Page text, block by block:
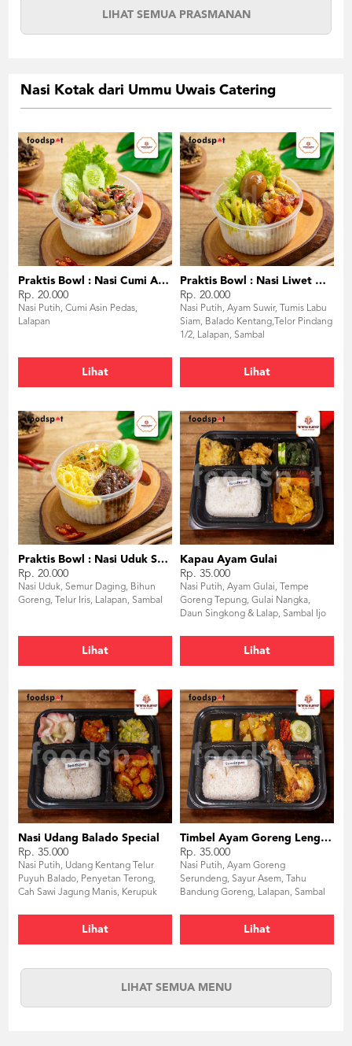
LIHAT SEMUA PRASMANAN
Nasi Kotak dari Ummu Uwais Catering
Praktis Bowl : Nasi Cumi Asin
Rp. 20.000
Nasi Putih, Cumi Asin Pedas,
Lalapan
Lihat
Praktis Bowl : Nasi Liwet Ayam Suwir
Rp. 20.000
Nasi Putih, Ayam Suwir, Tumis Labu
Siam, Balado Kentang,Telor Pindang
1/2, Lalapan, Sambal
Lihat
Praktis Bowl : Nasi Uduk Semur Daging
Rp. 20.000
Nasi Uduk, Semur Daging, Bihun
Goreng, Telur Iris, Lalapan, Sambal
Lihat
Kapau Ayam Gulai
Rp. 35.000
Nasi Putih, Ayam Gulai, Tempe
Goreng Tepung, Gulai Nangka,
Daun Singkong & Lalap, Sambal Ijo
Lihat
Nasi Udang Balado Special
Rp. 35.000
Nasi Putih, Udang Kentang Telur
Puyuh Balado, Penyetan Terong,
Cah Sawi Jagung Manis, Kerupuk
Lihat
Timbel Ayam Goreng Lengkuas
Rp. 35.000
Nasi Putih, Ayam Goreng
Serundeng, Sayur Asem, Tahu
Bandung Goreng, Lalapan, Sambal
Lihat
LIHAT SEMUA MENU